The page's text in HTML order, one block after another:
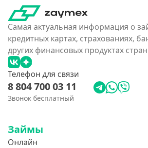
Самая актуальная информация о
кредитных картах, страхованиях,
других финансовых продуктах
Телефон для связи
8 804 700 03 11
Звонок бесплатный
Займы
Онлайн